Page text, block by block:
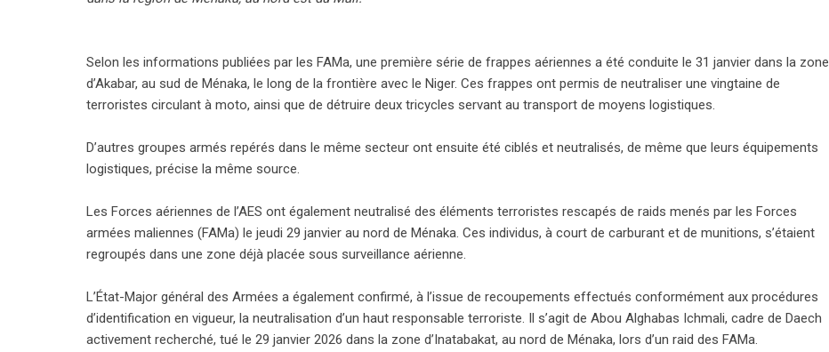
Selon les informations publiées par les FAMa, une première série de frappes aériennes a été conduite le 31 janvier dans la zone
d’Akabar, au sud de Ménaka, le long de la frontière avec le Niger. Ces frappes ont permis de neutraliser une vingtaine de
terroristes circulant à moto, ainsi que de détruire deux tricycles servant au transport de moyens logistiques.
D’autres groupes armés repérés dans le même secteur ont ensuite été ciblés et neutralisés, de même que leurs équipements
logistiques, précise la même source.
Les Forces aériennes de l’AES ont également neutralisé des éléments terroristes rescapés de raids menés par les Forces
armées maliennes (FAMa) le jeudi 29 janvier au nord de Ménaka. Ces individus, à court de carburant et de munitions, s’étaient
regroupés dans une zone déjà placée sous surveillance aérienne.
L’État-Major général des Armées a également confirmé, à l’issue de recoupements effectués conformément aux procédures
d’identification en vigueur, la neutralisation d’un haut responsable terroriste. Il s’agit de Abou Alghabas Ichmali, cadre de Daech
activement recherché, tué le 29 janvier 2026 dans la zone d’Inatabakat, au nord de Ménaka, lors d’un raid des FAMa.